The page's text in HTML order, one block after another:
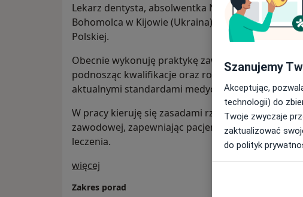
Lekarz dentysta, absolwentka Narodowego
Bohomolca w Kijowie (Ukraina). Dyplom
Polskiej.
Obecnie wykonuję praktykę zawodową na terenie
podnosząc kwalifikacje oraz rozwijając
aktualnymi standardami medycznymi.
W pracy kieruję się zasadami rzetelności, precyzji
zawodowej, zapewniając pacjentom wysoki
leczenia.
więcej
Zakres porad
Szanujemy
Akceptując,
technologii) do
Twoje zwyczaje
zaktualizować
do polityk